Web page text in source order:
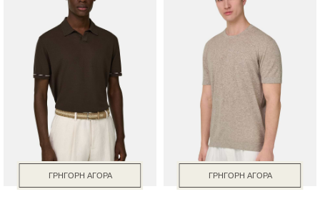
ΓΡΉΓΟΡΗ ΑΓΟΡΆ ΓΡΉΓΟΡΗ ΑΓΟΡΆ